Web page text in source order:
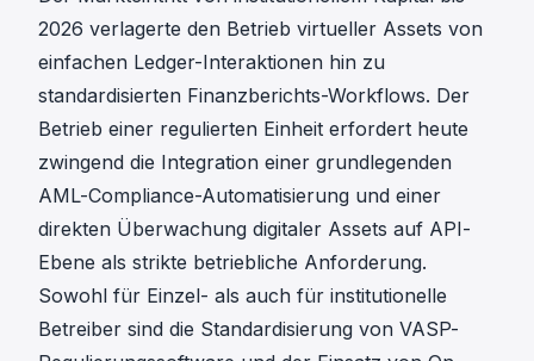
2026 verlagerte den Betrieb virtueller Assets von
einfachen Ledger-Interaktionen hin zu
standardisierten Finanzberichts-Workflows. Der
Betrieb einer regulierten Einheit erfordert heute
zwingend die Integration einer grundlegenden
AML-Compliance-Automatisierung und einer
direkten Überwachung digitaler Assets auf API-
Ebene als strikte betriebliche Anforderung.
Sowohl für Einzel- als auch für institutionelle
Betreiber sind die Standardisierung von VASP-